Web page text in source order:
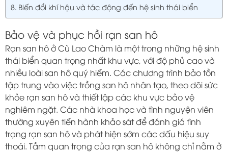
Biến đổi khí hậu và tác động đến hệ sinh thái biển
Bảo vệ và phục hồi rạn san hô
Rạn san hô ở Cù Lao Chàm là một trong những hệ sinh
thái biển quan trọng nhất khu vực, với độ phủ cao và
nhiều loài san hô quý hiếm. Các chương trình bảo tồn
tập trung vào việc trồng san hô nhân tạo, theo dõi sức
khỏe rạn san hô và thiết lập các khu vực bảo vệ
nghiêm ngặt. Các nhà khoa học và tình nguyện viên
thường xuyên tiến hành khảo sát để đánh giá tình
trạng rạn san hô và phát hiện sớm các dấu hiệu suy
thoái. Tầm quan trọng của rạn san hô không chỉ nằm ở